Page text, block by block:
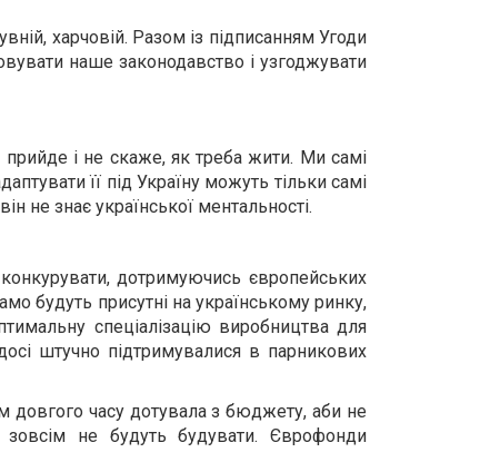
харчовій. Разом із підписанням Угоди
наше законодавство і узгоджувати
прийде і не скаже, як треба жити. Ми самі
її під Україну можуть тільки самі
не знає української ментальності.
дотримуючись європейських
будуть присутні на українському ринку,
спеціалізацію виробництва для
штучно підтримувалися в парникових
довгого часу дотувала з бюджету, аби не
не будуть будувати. Єврофонди